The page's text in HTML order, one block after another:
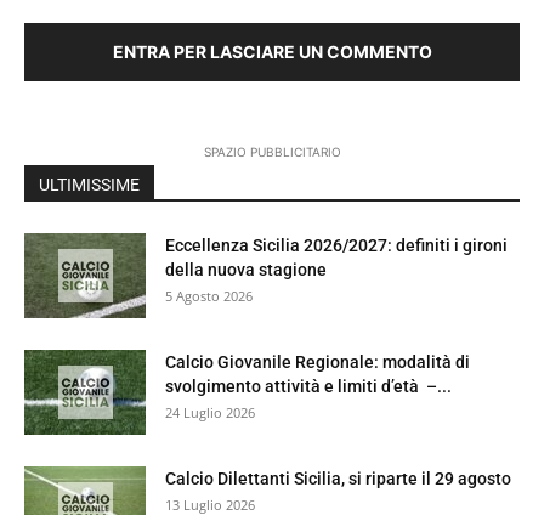
ENTRA PER LASCIARE UN COMMENTO
SPAZIO PUBBLICITARIO
ULTIMISSIME
Eccellenza Sicilia 2026/2027: definiti i gironi
della nuova stagione
5 Agosto 2026
Calcio Giovanile Regionale: modalità di
svolgimento attività e limiti d’età –...
24 Luglio 2026
Calcio Dilettanti Sicilia, si riparte il 29 agosto
13 Luglio 2026